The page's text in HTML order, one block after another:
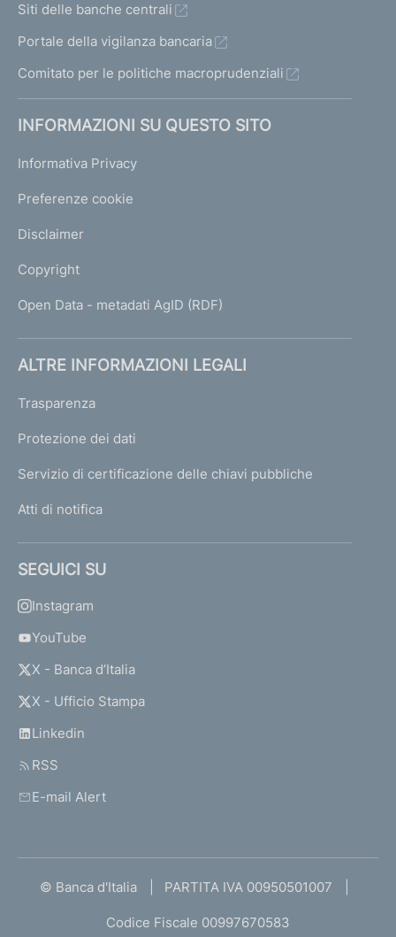
Siti delle banche centrali
Portale della vigilanza bancaria
Comitato per le politiche macroprudenziali
INFORMAZIONI SU QUESTO SITO
Informativa Privacy
Preferenze cookie
Disclaimer
Copyright
Open Data - metadati AgID (RDF)
ALTRE INFORMAZIONI LEGALI
Trasparenza
Protezione dei dati
Servizio di certificazione delle chiavi pubbliche
Atti di notifica
SEGUICI SU
Instagram
YouTube
X - Banca d’Italia
X - Ufficio Stampa
Linkedin
RSS
E-mail Alert
© Banca d'Italia PARTITA IVA 00950501007
Codice Fiscale 00997670583